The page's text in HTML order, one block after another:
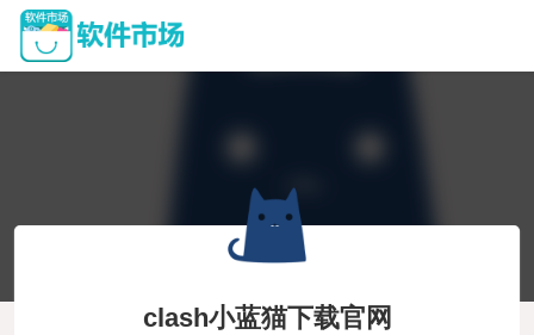
clash小蓝猫下载官网